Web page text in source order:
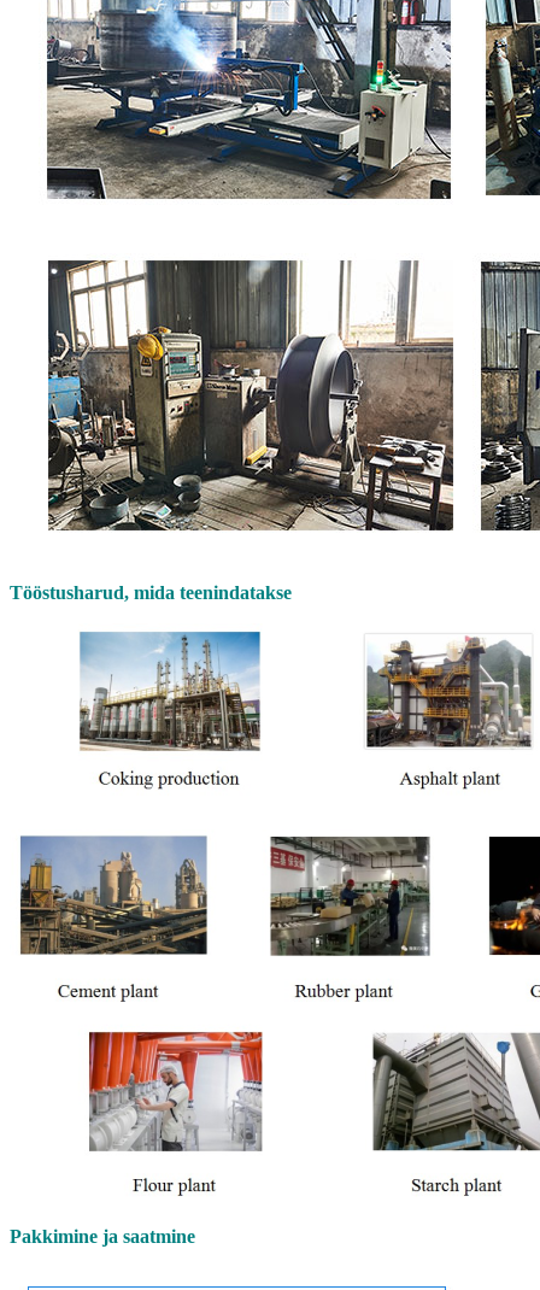
Tööstusharud, mida teenindatakse
Pakkimine ja saatmine